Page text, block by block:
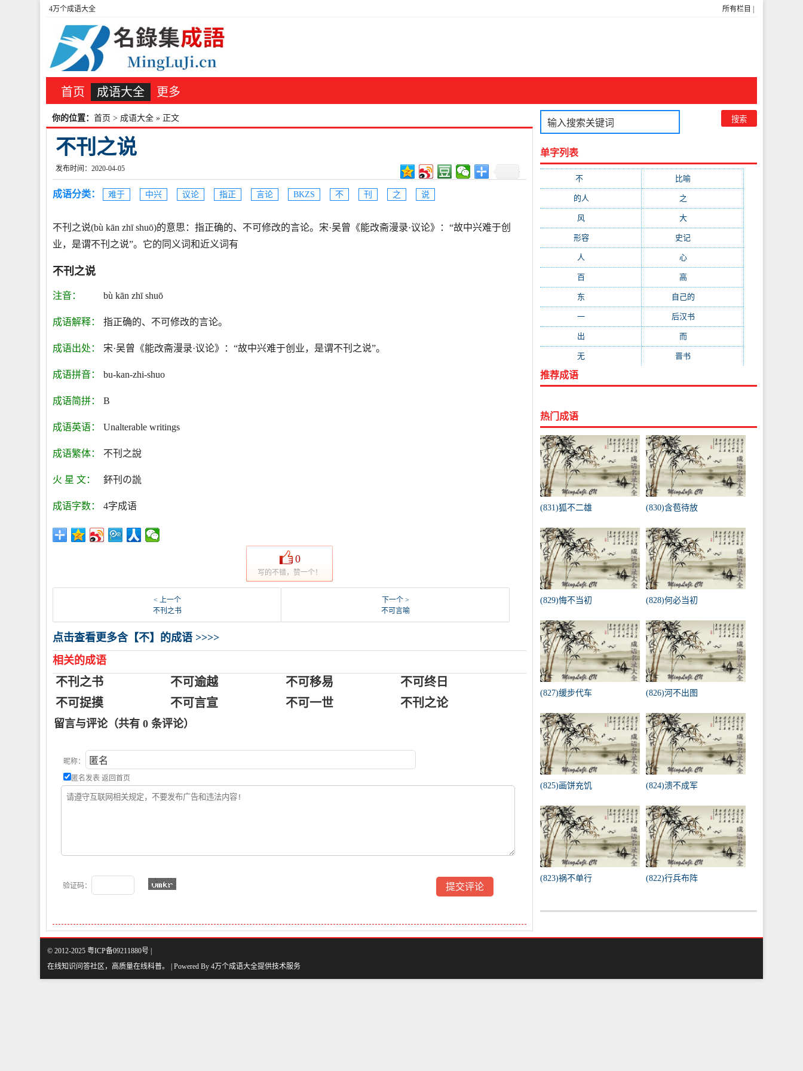
所有栏目
4万个成语大全
首页 成语大全 更多
你的位置： 首页 > 成语大全 » 正文
不刊之说
发布时间：2020-04-05
成语分类： 难于 中兴 议论 指正 言论 BKZS 不 刊 之 说
不刊之说(bù kān zhī shuō)的意思：指正确的、不可修改的言论。宋·吴曾《能改斋漫录·议论》：“故中兴难于创
业，是谓不刊之说”。它的同义词和近义词有
不刊之说
注音： bù kān zhī shuō
成语解释： 指正确的、不可修改的言论。
成语出处： 宋·吴曾《能改斋漫录·议论》：“故中兴难于创业，是谓不刊之说”。
成语拼音： bu-kan-zhi-shuo
成语简拼： B
成语英语： Unalterable writings
成语繁体： 不刊之說
火 星 文： 鈈刊の詤
成语字数： 4字成语
0
写的不错，赞一个！
< 上一个
不刊之书
下一个 >
不可言喻
点击查看更多含【不】的成语 >>>>
相关的成语
不刊之书 不可逾越 不可移易
不可终日
不可捉摸
不可言宣 不可一世 不刊之论
留言与评论（共有 0 条评论）
昵称：
匿名发表 返回首页
验证码：
单字列表
不(1048) 比喻
的人 之
风 大(292)
形容(281) 史记
人 心(200)
百 高(190)
东 自己的
一 后汉书(177)
出 而(164)
无 晋书
推荐成语
热门成语
(831)狐不二雄 (830)含苞待放
(829)悔不当初 (828)何必当初
(827)缓步代车 (826)河不出图
(825)画饼充饥 (824)溃不成军
(823)祸不单行 (822)行兵布阵
© 2012-2025 粤ICP备09211880号 |
在线知识问答社区，高质量在线科普。 | Powered By 4万个成语大全提供技术服务